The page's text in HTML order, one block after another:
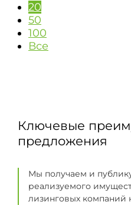
20
50
100
Все
Ключевые
предложения
Мы получаем и
реализуемого
лизинговых компаний